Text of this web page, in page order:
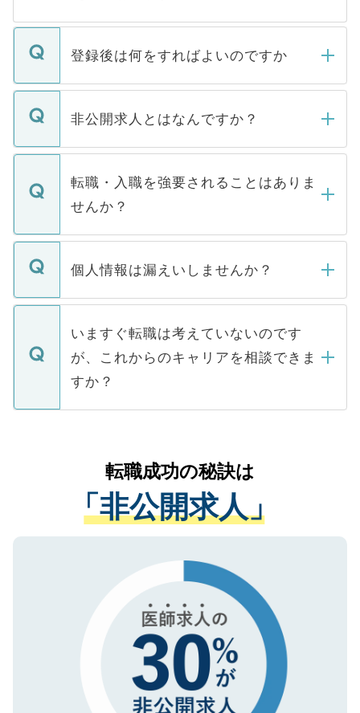
登録後は何をすればよいのですか
ご登録いただきましたら、弊社担当者がご
登録内容を確認し、その後メールもしくは
ます。通常、5営業日以内にはご連絡をせて
いただきますので、しばらくお待ちくださ
い。
非公開求人とはなんですか？
マイナビDOCTORで取り扱っている求人の
うち約3割は、Webサイトからご覧いただ
けない「非公開求人」です。非公開求人は
下記の理由によって、一般には公開してい
ません。
■応募殺到を避けるため 人気のある医療機
関を公にしてしまうと、応募が殺到する場
に、医療機関が求める条件に合った人材の
みを人材紹介会社に依頼するケースが増え
ています。
転職・入職を強要されることはありま
せんか？
転職・入職を強要することは一切ありませ
ん。また、仮に応募先から内定をいただい
定を承諾する必要はありません。内定先へ
の辞退の連絡はキャリアパートナーが行い
ますので、ご安心ください。
個人情報は漏えいしませんか？
個人情報が漏えいすることはありませんの
で、ご安心ください。当サイトからの登録
などで収集したご登録者様の個人情報は、
ご本人のキャリアアップおよび転職活動の
支援を目的に使用いたします。お預かりし
ているすべての個人データはご本人の許可
は、個人情報の取り扱いについての厳密な
管理基準を満たした事業者のみに付与され
る、プライバシーマークを取得済みです。
ご登録いただいた個人情報は、SSL（デー
で、機密保持に関してもご安心ください。
いますぐ転職は考えていないのです
が、これからのキャリアを相談できま
すか？
かがいして、現在の医療機関の状況や紹介
経験をまじえながら、適切なアドバイスを
させていただきます。すぐにご転職をされ
ない方には、長期的なサポートが可能です
ので、まずはご登録ください。
転職成功の秘訣は
「非公開求人」